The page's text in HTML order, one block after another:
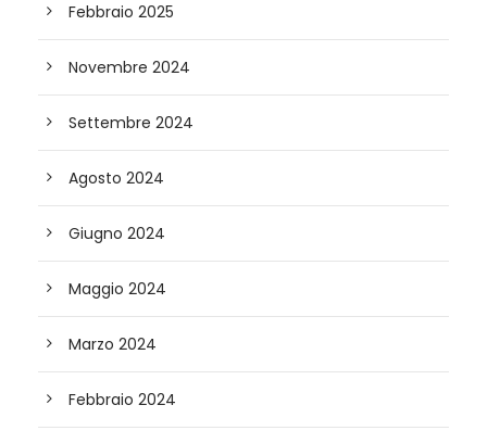
Febbraio 2025
Novembre 2024
Settembre 2024
Agosto 2024
Giugno 2024
Maggio 2024
Marzo 2024
Febbraio 2024